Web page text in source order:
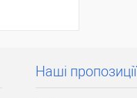
Наші пропозиції